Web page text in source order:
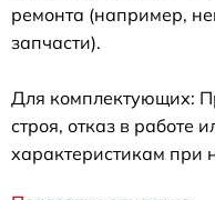
ремонта (например,
запчасти).
Для комплектующих:
строя, отказ в работе
характеристикам при